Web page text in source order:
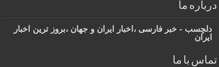
درباره ما
دلچسب - خبر فارسی ،اخبار ایران و جهان ،بروز ترین اخبار
ایران
تماس با ما